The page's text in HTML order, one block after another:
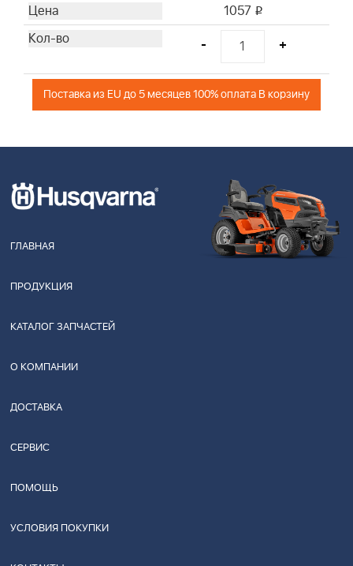
1057 i
- +
Поставка из EU до 5 месяцев 100% оплата В корзину
ГЛАВНАЯ
ПРОДУКЦИЯ
КАТАЛОГ ЗАПЧАСТЕЙ
О КОМПАНИИ
ДОСТАВКА
СЕРВИС
ПОМОЩЬ
УСЛОВИЯ ПОКУПКИ